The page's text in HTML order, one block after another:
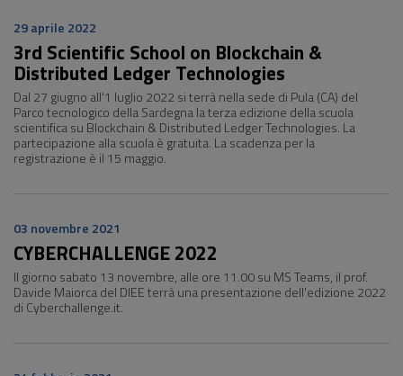
29 aprile 2022
3rd Scientific School on Blockchain &
Distributed Ledger Technologies
Dal 27 giugno all'1 luglio 2022 si terrà nella sede di Pula (CA) del
Parco tecnologico della Sardegna la terza edizione della scuola
scientifica su Blockchain & Distributed Ledger Technologies. La
partecipazione alla scuola è gratuita. La scadenza per la
registrazione è il 15 maggio.
03 novembre 2021
CYBERCHALLENGE 2022
Il giorno sabato 13 novembre, alle ore 11.00 su MS Teams, il prof.
Davide Maiorca del DIEE terrà una presentazione dell'edizione 2022
di Cyberchallenge.it.